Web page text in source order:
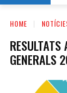
HOME
RESULTATS
GENERALS